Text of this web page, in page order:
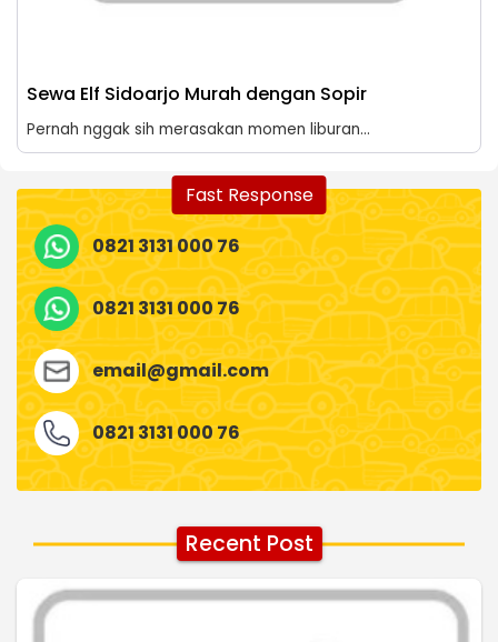
Sewa Elf Sidoarjo Murah dengan Sopir
Pernah nggak sih merasakan momen liburan...
Fast Response
0821 3131 000 76
0821 3131 000 76
email@gmail.com
0821 3131 000 76
Recent Post